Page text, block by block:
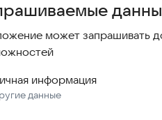
может запрашивать
информация
данные